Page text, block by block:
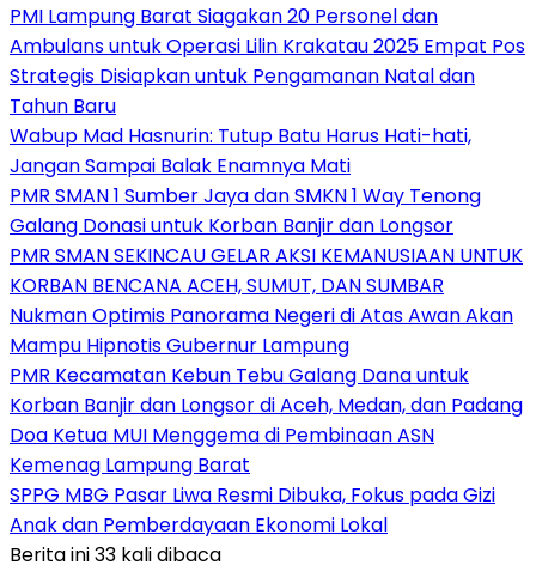
PMI Lampung Barat Siagakan 20 Personel dan
Ambulans untuk Operasi Lilin Krakatau 2025 Empat Pos
Strategis Disiapkan untuk Pengamanan Natal dan
Tahun Baru
Wabup Mad Hasnurin: Tutup Batu Harus Hati-hati,
Jangan Sampai Balak Enamnya Mati
PMR SMAN 1 Sumber Jaya dan SMKN 1 Way Tenong
Galang Donasi untuk Korban Banjir dan Longsor
PMR SMAN SEKINCAU GELAR AKSI KEMANUSIAAN UNTUK
KORBAN BENCANA ACEH, SUMUT, DAN SUMBAR
Nukman Optimis Panorama Negeri di Atas Awan Akan
Mampu Hipnotis Gubernur Lampung
PMR Kecamatan Kebun Tebu Galang Dana untuk
Korban Banjir dan Longsor di Aceh, Medan, dan Padang
Doa Ketua MUI Menggema di Pembinaan ASN
Kemenag Lampung Barat
SPPG MBG Pasar Liwa Resmi Dibuka, Fokus pada Gizi
Anak dan Pemberdayaan Ekonomi Lokal
Berita ini 33 kali dibaca